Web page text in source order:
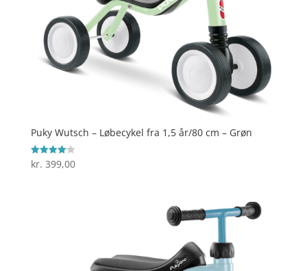
Puky Wutsch – Løbecykel fra 1,5 år/80 cm – Grøn
Vurderet
4.1
kr. 399,00